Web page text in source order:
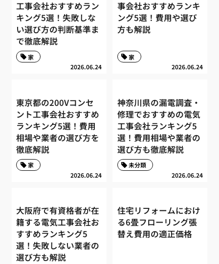
工事会社おすすめラン
キング5選！失敗しな
い選び方の判断基準ま
で徹底解説
2026.06.24
家
事会社おすすめランキ
ング5選！費用や選び
方も解説
2026.06.24
家
東京都の200Vコンセ
ント工事会社おすすめ
ランキング5選！費用
相場や業者の選び方を
徹底解説
2026.06.24
家
神奈川県の漏電調査・
修理でおすすめの電気
工事会社ランキング5
選！費用相場や業者の
選び方も徹底解説
2026.06.24
未分類
大阪府で有資格者が在
籍する電気工事会社お
すすめランキング5
選！失敗しない業者の
選び方も解説
住宅リフォームにおけ
る6畳フローリング張
替え費用の適正価格